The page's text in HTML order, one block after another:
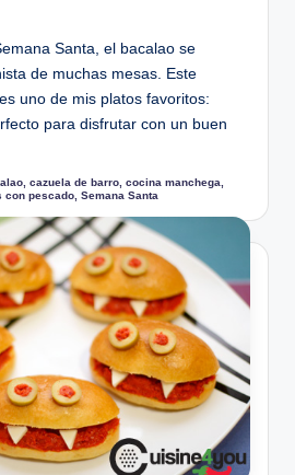
Santa, el bacalao se
de muchas mesas. Este
uno de mis platos favoritos:
para disfrutar con un buen
,cazuela de barro,cocina manchega,
con pescado,Semana Santa